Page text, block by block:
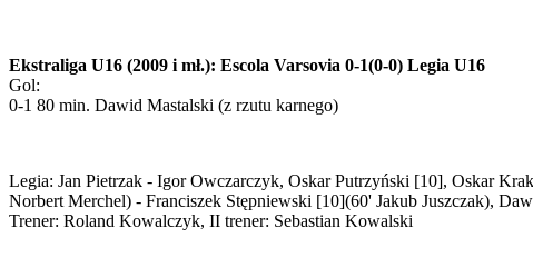
Ekstraliga U16 (2009 i mł.): Escola Varsovia 0-1(0-0) Legia U16
Gol:
0-1 80 min. Dawid Mastalski (z rzutu karnego)
Legia: Jan Pietrzak - Igor Owczarczyk, Oskar Putrzyński [10], Oskar
Norbert Merchel) - Franciszek Stępniewski [10](60' Jakub Juszczak),
Trener: Roland Kowalczyk, II trener: Sebastian Kowalski